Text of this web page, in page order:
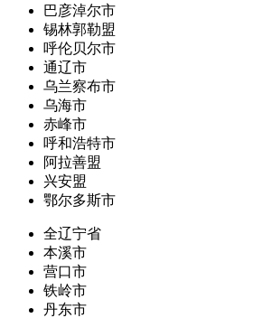
巴彦淖尔市
锡林郭勒盟
呼伦贝尔市
通辽市
乌兰察布市
乌海市
赤峰市
呼和浩特市
阿拉善盟
兴安盟
鄂尔多斯市
全辽宁省
本溪市
营口市
铁岭市
丹东市